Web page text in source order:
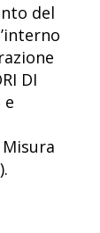
del
DI
e